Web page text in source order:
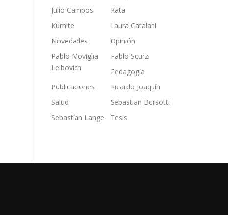
Julio Campos
Kata
Kumite
Laura Catalani
Novedades
Opinión
Pablo Moviglia
Leibovich
Pablo Scurzi
Pedagogía
Publicaciones
Ricardo Joaquín
Salud
Sebastian Borsotti
Sebastían Lange
Tesis